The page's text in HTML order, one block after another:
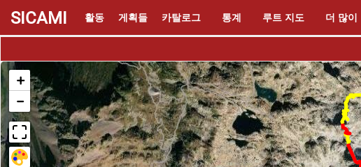
SICAMI 활동 게획들 카탈로그 통계 루트 지도 더 많이
+
−